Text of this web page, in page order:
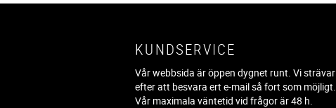
KUNDSERVICE
Vår webbsida är öppen dygnet runt. Vi strävar
efter att besvara ert e-mail så fort som möjligt.
Vår maximala väntetid vid frågor är 48 h.